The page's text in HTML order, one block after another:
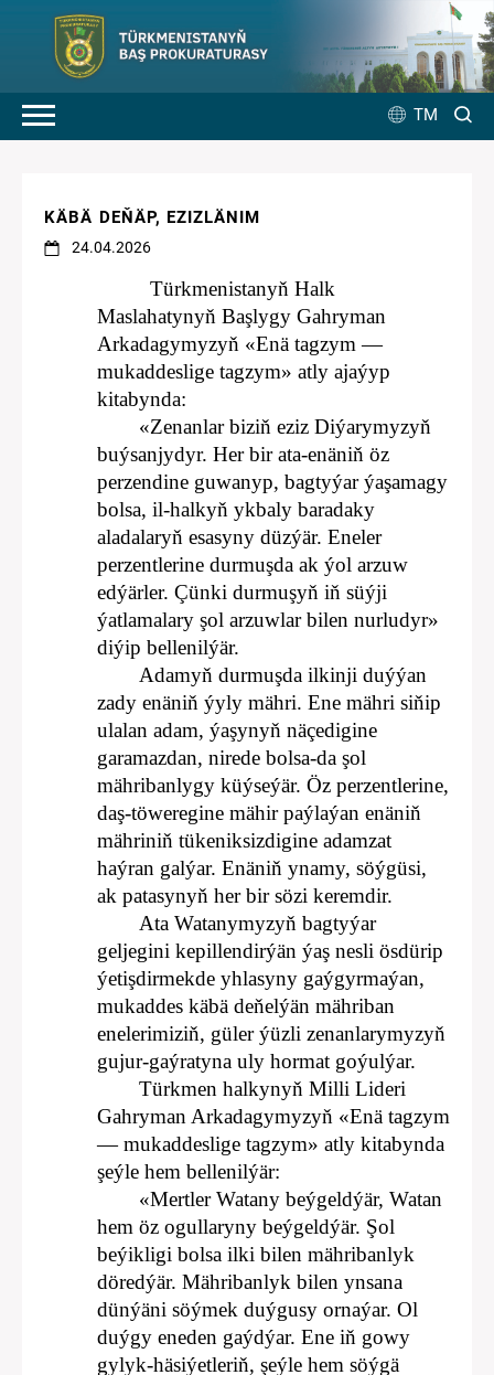
TM
KÄBÄ DEŇÄP, EZIZLÄNIM
24.04.2026
Türkmenistanyň Halk
Maslahatynyň Başlygy Gahryman
Arkadagymyzyň «Enä tagzym —
mukaddeslige tagzym» atly ajaýyp
kitabynda:
«Zenanlar biziň eziz Diýarymyzyň
buýsanjydyr. Her bir ata-enäniň öz
perzendine guwanyp, bagtyýar ýaşamagy
bolsa, il-halkyň ykbaly baradaky
aladalaryň esasyny düzýär. Eneler
perzentlerine durmuşda ak ýol arzuw
edýärler. Çünki durmuşyň iň süýji
ýatlamalary şol arzuwlar bilen nurludyr»
diýip bellenilýär.
Adamyň durmuşda ilkinji duýýan
zady enäniň ýyly mähri. Ene mähri siňip
ulalan adam, ýaşynyň näçedigine
garamazdan, nirede bolsa-da şol
mähribanlygy küýseýär. Öz perzentlerine,
daş-töweregine mähir paýlaýan enäniň
mähriniň tükeniksizdigine adamzat
haýran galýar. Enäniň ynamy, söýgüsi,
ak patasynyň her bir sözi keremdir.
Ata Watanymyzyň bagtyýar
geljegini kepillendirýän ýaş nesli ösdürip
ýetişdirmekde yhlasyny gaýgyrmaýan,
mukaddes käbä deňelýän mähriban
enelerimiziň, güler ýüzli zenanlarymyzyň
gujur-gaýratyna uly hormat goýulýar.
Türkmen halkynyň Milli Lideri
Gahryman Arkadagymyzyň «Enä tagzym
— mukaddeslige tagzym» atly kitabynda
şeýle hem bellenilýär:
«Mertler Watany beýgeldýär, Watan
hem öz ogullaryny beýgeldýär. Şol
beýikligi bolsa ilki bilen mähribanlyk
döredýär. Mähribanlyk bilen ynsana
dünýäni söýmek duýgusy ornaýar. Ol
duýgy eneden gaýdýar. Ene iň gowy
gylyk-häsiýetleriň, şeýle hem söýgä